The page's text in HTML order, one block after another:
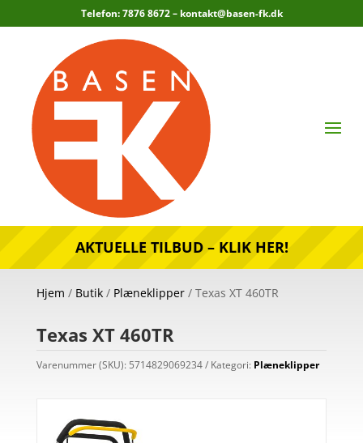
Telefon: 7876 8672 – kontakt@basen-fk.dk
AKTUELLE TILBUD – KLIK HER!
Hjem / Butik/ Plæneklipper/ Texas XT 460TR
Texas XT 460TR
Varenummer (SKU): 5714829069234 Kategori: Plæneklipper